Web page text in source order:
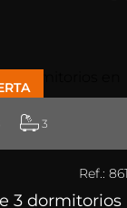
3
Ref.:
3 dormitorios